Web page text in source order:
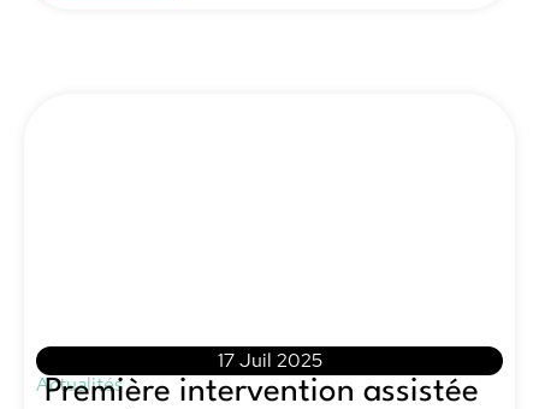
17 Juil 2025
Actualités
Première intervention assistée